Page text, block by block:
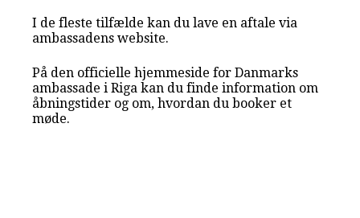
I de fleste tilfælde kan du lave en aftale via
ambassadens website.
På den officielle hjemmeside for Danmarks
ambassade i Riga kan du finde information om
åbningstider og om, hvordan du booker et
møde.